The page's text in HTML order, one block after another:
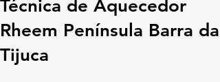
Técnica de Aquecedor
Rheem Península Barra da
Tijuca